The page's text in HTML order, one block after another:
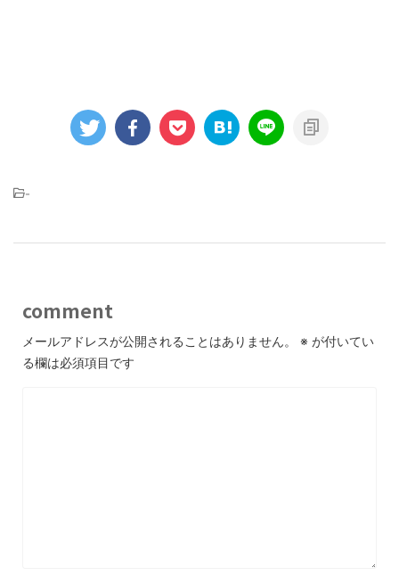
-
comment
メールアドレスが公開されることはありません。 ※ が付いてい
る欄は必須項目です